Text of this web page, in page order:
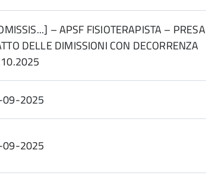
– APSF FISIOTERAPISTA – PRESA
DELLE DIMISSIONI CON DECORRENZA
09-2025
09-2025